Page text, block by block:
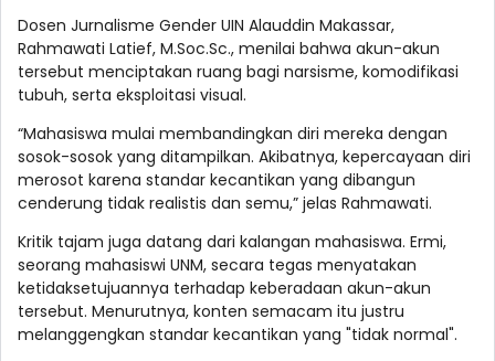
Dosen Jurnalisme Gender UIN Alauddin Makassar,
Rahmawati Latief, M.Soc.Sc., menilai bahwa akun-akun
tersebut menciptakan ruang bagi narsisme, komodifikasi
tubuh, serta eksploitasi visual.
“Mahasiswa mulai membandingkan diri mereka dengan
sosok-sosok yang ditampilkan. Akibatnya, kepercayaan diri
merosot karena standar kecantikan yang dibangun
cenderung tidak realistis dan semu,” jelas Rahmawati.
Kritik tajam juga datang dari kalangan mahasiswa. Ermi,
seorang mahasiswi UNM, secara tegas menyatakan
ketidaksetujuannya terhadap keberadaan akun-akun
tersebut. Menurutnya, konten semacam itu justru
melanggengkan standar kecantikan yang "tidak normal".